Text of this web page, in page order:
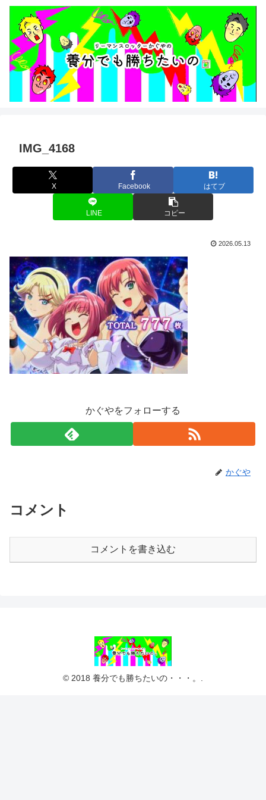
IMG_4168
X Facebook はてブ
LINE コピー
2026.05.13
かぐやをフォローする
かぐや
コメント
コメントを書き込む
© 2018 養分でも勝ちたいの・・・。.